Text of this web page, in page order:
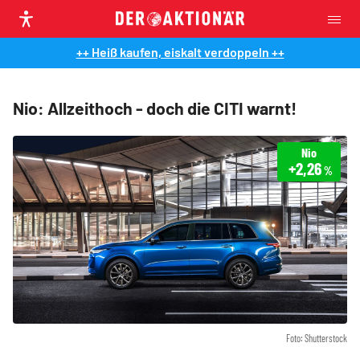
++ Heiß kaufen, eiskalt verdoppeln ++
Nio: Allzeithoch - doch die CITI warnt!
Foto: Shutterstock
Nio
+2,26%